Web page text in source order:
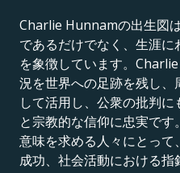
Charlie Hunnamの出生図
であるだけでなく、生涯に
を象徴しています。
況を世界への足跡を残し、
して活用し、公衆の批判に
と宗教的な信仰に忠実です
意味を求める人々にとって
成功、社会活動における指